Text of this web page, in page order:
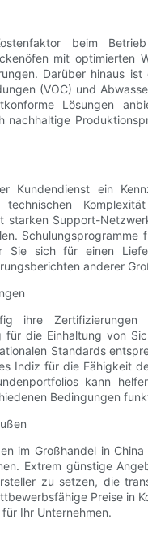
beim
mit optimierten
Darüber hinaus
(VOC) und
Lösungen
ein
technischen
starken Support-
Sie sich für einen
anderer
ihre
die Einhaltung von
Standards
Indiz für die Fähigkeit
kann
Bedingungen
im Großhandel in
Extrem günstige
zu setzen, die
Preise in
Ihr Unternehmen.